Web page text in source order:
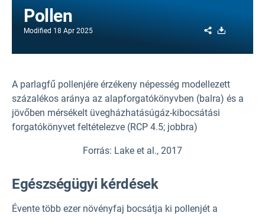
Pollen
Modified 18 Apr 2025 Share
A parlagfű pollenjére érzékeny népesség modellezett
százalékos aránya az alapforgatókönyvben (balra) és a
jövőben mérsékelt üvegházhatásúgáz-kibocsátási
forgatókönyvet feltételezve (RCP 4.5; jobbra)
Forrás: Lake et al., 2017
Egészségügyi kérdések
Évente több ezer növényfaj bocsátja ki pollenjét a